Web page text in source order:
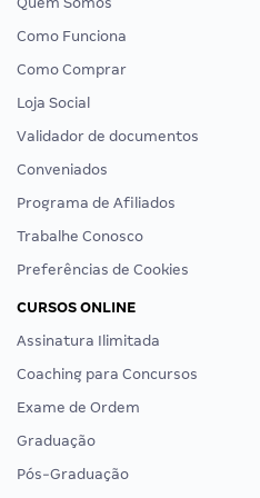
Como Funciona
Como Comprar
Loja Social
Validador de documentos
Conveniados
Programa de Afiliados
Trabalhe Conosco
Preferências de Cookies
CURSOS ONLINE
Assinatura Ilimitada
Coaching para Concursos
Exame de Ordem
Graduação
Pós-Graduação